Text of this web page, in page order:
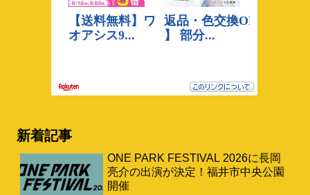
新着記事
ONE PARK FESTIVAL 2026に長岡
亮介の出演が決定！福井市中央公園
開催